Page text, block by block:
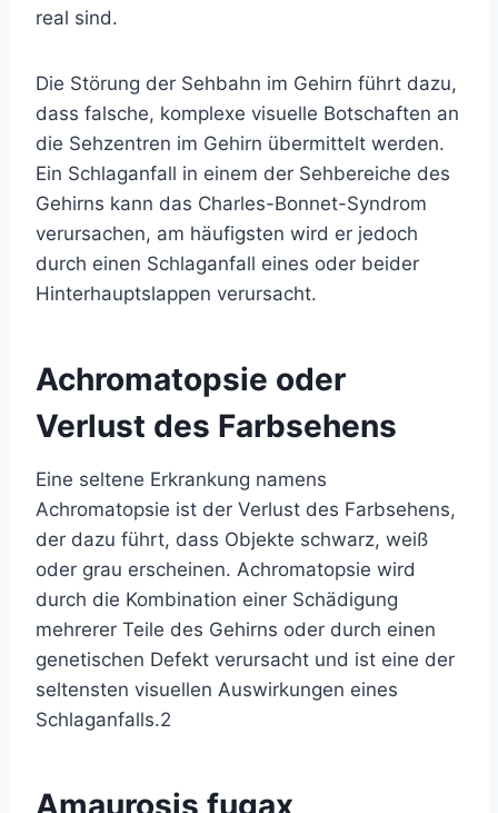
real sind.
Die Störung der Sehbahn im Gehirn führt dazu,
dass falsche, komplexe visuelle Botschaften an
die Sehzentren im Gehirn übermittelt werden.
Ein Schlaganfall in einem der Sehbereiche des
Gehirns kann das Charles-Bonnet-Syndrom
verursachen, am häufigsten wird er jedoch
durch einen Schlaganfall eines oder beider
Hinterhauptslappen verursacht.
Achromatopsie oder
Verlust des Farbsehens
Eine seltene Erkrankung namens
Achromatopsie ist der Verlust des Farbsehens,
der dazu führt, dass Objekte schwarz, weiß
oder grau erscheinen. Achromatopsie wird
durch die Kombination einer Schädigung
mehrerer Teile des Gehirns oder durch einen
genetischen Defekt verursacht und ist eine der
seltensten visuellen Auswirkungen eines
Schlaganfalls.2
Amaurosis fugax